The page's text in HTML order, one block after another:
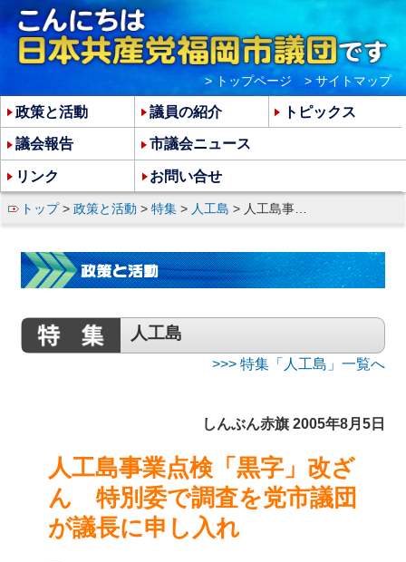
トップ> 政策と活動 > 特集 > 人工島 > 人工島事業点検「黒字」改ざん 特別委で調査を
人工島
>>> 特集「人工島」一覧へ
しんぶん赤旗 2005年8月5日
人工島事業点検「黒字」改ざ
ん 特別委で調査を党市議団
が議長に申し入れ
政策と活動 議員の紹介 トピックス
議会報告 市議会ニュース
リンク お問い合せ
> トップページ > サイトマップ